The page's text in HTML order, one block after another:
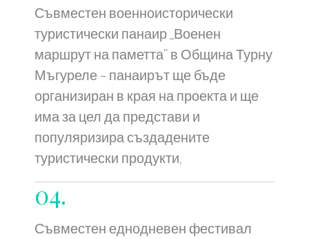
Съвместен военноисторически
туристически панаир „Военен
маршрут на паметта” в Община Турну
Мъгуреле – панаирът ще бъде
организиран в края на проекта и ще
има за цел да представи и
популяризира създадените
туристически продукти,
04.
Съвместен еднодневен фестивал